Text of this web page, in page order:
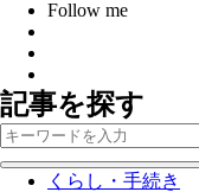
Follow me
記事を探す
くらし・手続き